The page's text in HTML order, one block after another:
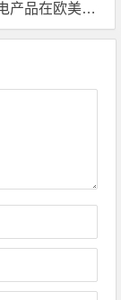
单？这些海外仓细节别忽略！